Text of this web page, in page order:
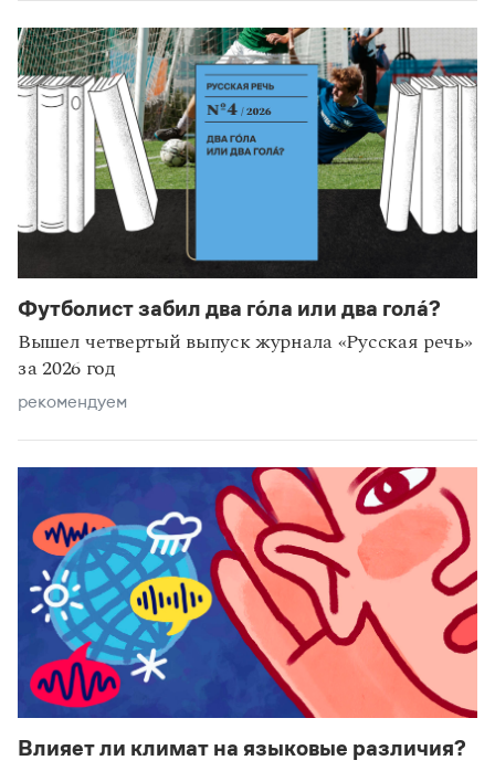
Футболист забил два го́ла или два гола́?
Вышел четвертый выпуск журнала «Русская речь»
за 2026 год
рекомендуем
Влияет ли климат на языковые различия?